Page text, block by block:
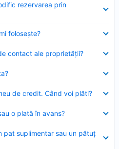
rezervarea prin
foloseşte?
contact ale proprietății?
de credit. Când voi plăti?
o plată în avans?
pat suplimentar sau un pătuț